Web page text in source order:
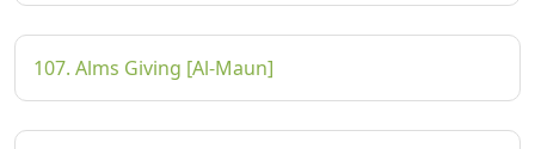
107. Alms Giving [Al-Maun]